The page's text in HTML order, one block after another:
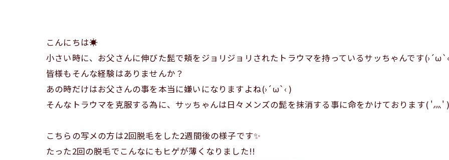
こんにちは☀️
小さい時に、お父さんに伸びた髭で頬をジョリジョリされたトラウマを持っているサッちゃんです
皆様もそんな経験はありませんか？
あの時だけはお父さんの事を本当に嫌いになりますよね(›´ω`‹ )
そんなトラウマを克服する為に、サッちゃんは日々メンズの髭を抹消する事に命をかけております( '灬'
こちらの写メの方は2回脱毛をした2週間後の様子です✨️
たった2回の脱毛でこんなにもヒゲが薄くなりました!!